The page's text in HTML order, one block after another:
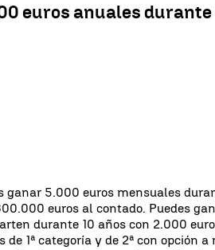
euros anuales durante
ganar 5.000 euros mensuales
euros al contado. Puedes
durante 10 años con 2.000
1ª categoría y de 2ª con opción